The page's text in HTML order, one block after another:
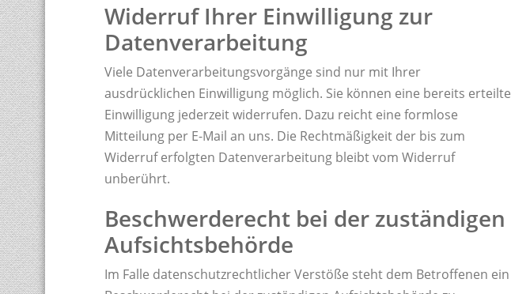
Widerruf Ihrer Einwilligung zur
Datenverarbeitung
Viele Datenverarbeitungsvorgänge sind nur mit Ihrer
ausdrücklichen Einwilligung möglich. Sie können eine bereits erteilte
Einwilligung jederzeit widerrufen. Dazu reicht eine formlose
Mitteilung per E-Mail an uns. Die Rechtmäßigkeit der bis zum
Widerruf erfolgten Datenverarbeitung bleibt vom Widerruf
unberührt.
Beschwerderecht bei der zuständigen
Aufsichtsbehörde
Im Falle datenschutzrechtlicher Verstöße steht dem Betroffenen ein